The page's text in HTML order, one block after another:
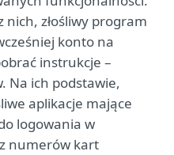
złośliwy program
konto na
instrukcje –
Na ich podstawie,
aplikacje mające
logowania w
numerów kart